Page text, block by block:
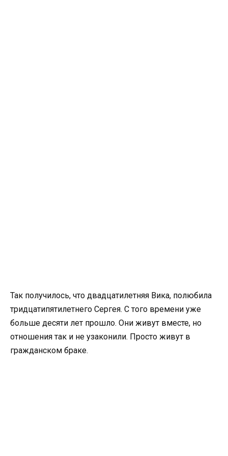
Так получилось, что двадцатилетняя Вика, полюбила
тридцатипятилетнего Сергея. С того времени уже
больше десяти лет прошло. Они живут вместе, но
отношения так и не узаконили. Просто живут в
гражданском браке.